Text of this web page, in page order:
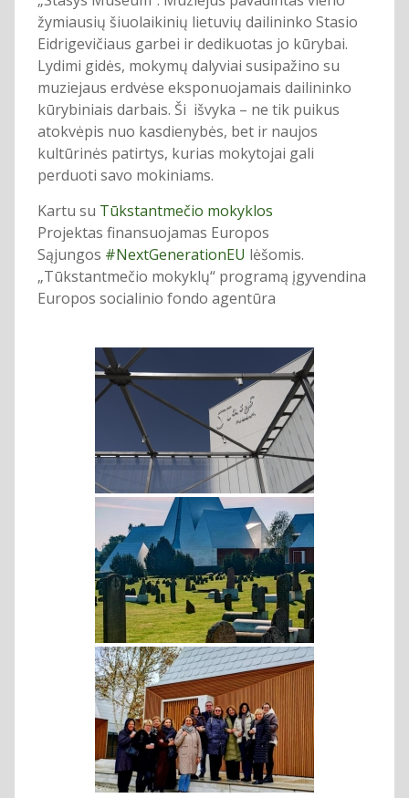
žymiausių šiuolaikinių lietuvių dailininko Stasio
Eidrigevičiaus garbei ir dedikuotas jo kūrybai.
Lydimi gidės, mokymų dalyviai susipažino su
muziejaus erdvėse eksponuojamais dailininko
kūrybiniais darbais. Ši išvyka – ne tik puikus
atokvėpis nuo kasdienybės, bet ir naujos
kultūrinės patirtys, kurias mokytojai gali
perduoti savo mokiniams.
Kartu su Tūkstantmečio mokyklos
Projektas finansuojamas Europos
Sąjungos #NextGenerationEU lėšomis.
„Tūkstantmečio mokyklų“ programą įgyvendina
Europos socialinio fondo agentūra